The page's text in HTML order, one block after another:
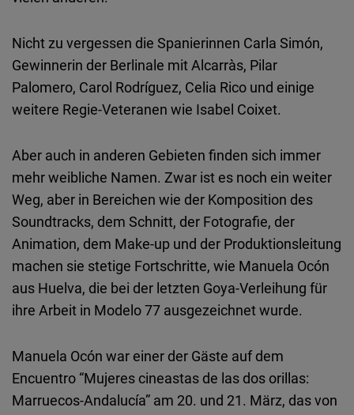
Nicht zu vergessen die Spanierinnen Carla Simón,
Gewinnerin der Berlinale mit Alcarràs, Pilar
Palomero, Carol Rodríguez, Celia Rico und einige
weitere Regie-Veteranen wie Isabel Coixet.
Aber auch in anderen Gebieten finden sich immer
mehr weibliche Namen. Zwar ist es noch ein weiter
Weg, aber in Bereichen wie der Komposition des
Soundtracks, dem Schnitt, der Fotografie, der
Animation, dem Make-up und der Produktionsleitung
machen sie stetige Fortschritte, wie Manuela Ocón
aus Huelva, die bei der letzten Goya-Verleihung für
ihre Arbeit in Modelo 77 ausgezeichnet wurde.
Manuela Ocón war einer der Gäste auf dem
Encuentro “Mujeres cineastas de las dos orillas:
Marruecos-Andalucía” am 20. und 21. März, das von